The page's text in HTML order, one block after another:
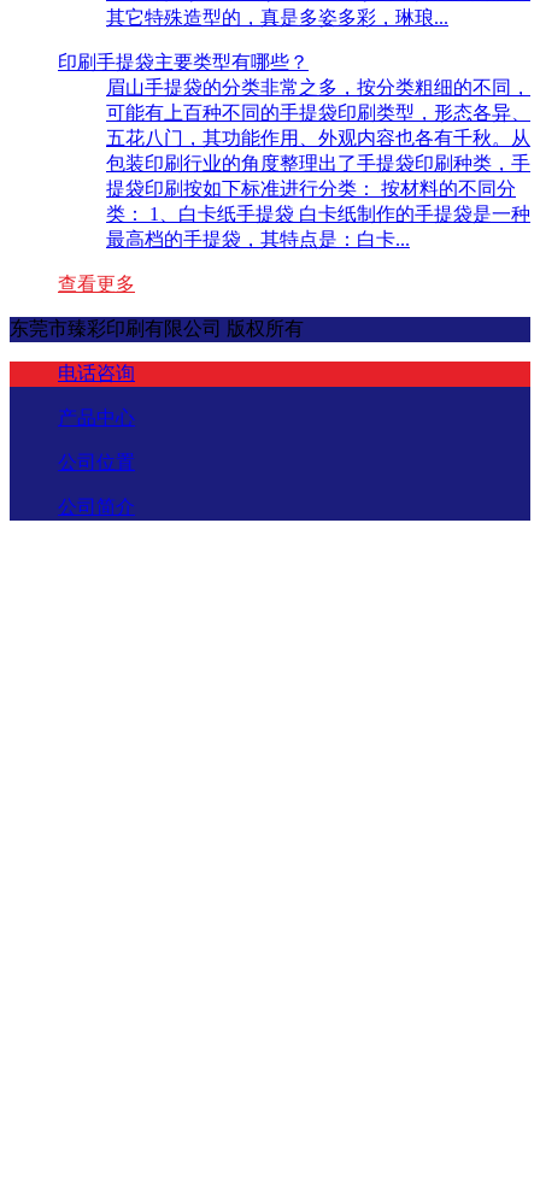
其它特殊造型的，真是多姿多彩，琳琅...
印刷手提袋主要类型有哪些？
眉山手提袋的分类非常之多，按分类粗细的不同，
可能有上百种不同的手提袋印刷类型，形态各异、
五花八门，其功能作用、外观内容也各有千秋。从
包装印刷行业的角度整理出了手提袋印刷种类，手
提袋印刷按如下标准进行分类： 按材料的不同分
类： 1、白卡纸手提袋 白卡纸制作的手提袋是一种
最高档的手提袋，其特点是：白卡...
查看更多
东莞市臻彩印刷有限公司 版权所有
电话咨询
产品中心
公司位置
公司简介